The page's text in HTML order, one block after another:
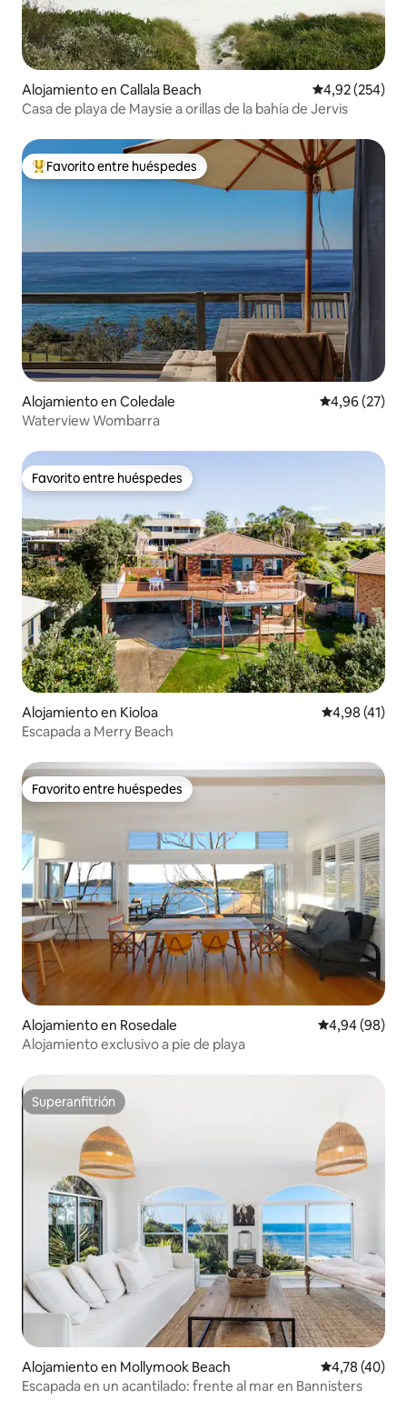
Alojamiento en Callala Beach Calificación
4,92 (254)
Casa de playa de Maysie a orillas de la bahía de Jervis
Favorito entre los huéspedes más destacados
Favorito entre huéspedes
Alojamiento en Coledale Calificación
4,96 (27)
Waterview Wombarra
Favorito entre huéspedes
Favorito entre huéspedes
Alojamiento en Kioloa Calificación
4,98 (41)
Escapada a Merry Beach
Favorito entre huéspedes
Favorito entre huéspedes
Alojamiento en Rosedale Calificación
4,94 (98)
Alojamiento exclusivo a pie de playa
Superanfitrión
Superanfitrión
Alojamiento en Mollymook Beach Calificación
4,78 (40)
Escapada en un acantilado: frente al mar en Bannisters